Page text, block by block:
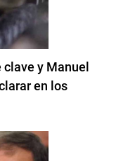
y Manuel
en los